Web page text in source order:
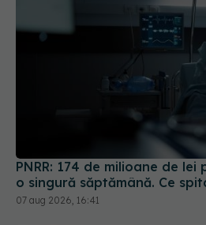
PNRR: 174 de milioane de
o singură săptămână. Ce
07 aug 2026, 16:41